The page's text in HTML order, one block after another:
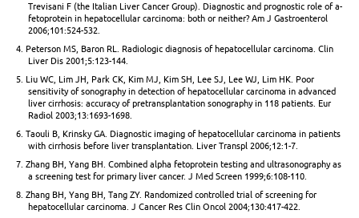
Trevisani F (the Italian Liver Cancer Group). Diagnostic and prognostic role of a-
fetoprotein in hepatocellular carcinoma: both or neither? Am J Gastroenterol
2006;101:524-532.
4. Peterson MS, Baron RL. Radiologic diagnosis of hepatocellular carcinoma. Clin
Liver Dis 2001;5:123-144.
5. Liu WC, Lim JH, Park CK, Kim MJ, Kim SH, Lee SJ, Lee WJ, Lim HK. Poor
sensitivity of sonography in detection of hepatocellular carcinoma in advanced
liver cirrhosis: accuracy of pretransplantation sonography in 118 patients. Eur
Radiol 2003;13:1693-1698.
6. Taouli B, Krinsky GA. Diagnostic imaging of hepatocellular carcinoma in patients
with cirrhosis before liver transplantation. Liver Transpl 2006;12:1-7.
7. Zhang BH, Yang BH. Combined alpha fetoprotein testing and ultrasonography as
a screening test for primary liver cancer. J Med Screen 1999;6:108-110.
8. Zhang BH, Yang BH, Tang ZY. Randomized controlled trial of screening for
hepatocellular carcinoma. J Cancer Res Clin Oncol 2004;130:417-422.